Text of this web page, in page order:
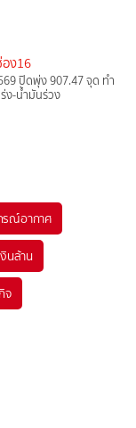
อง16
ปิดพุ่ง 907.47 จุด ทำ
ง-น้ำมันร่วง
ณ์อากาศ
นล้าน
จ